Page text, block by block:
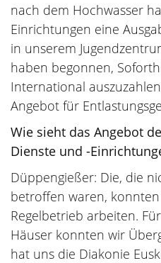
nach dem Hochwasser
Einrichtungen eine
in unserem
haben begonnen,
International
Angebot für
Wie sieht das Angebot
Dienste und -
Düppengießer: Die, die
betroffen waren,
Regelbetrieb arbeiten.
Häuser konnten wir
hat uns die Diakonie